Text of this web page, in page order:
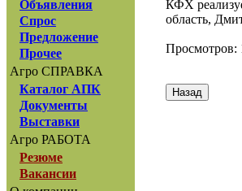
Объявления
Спрос
Предложение
Прочее
Агро СПРАВКА
Каталог АПК
Документы
Выставки
Агро РАБОТА
Резюме
Вакансии
КФХ
область,
Просмотров: